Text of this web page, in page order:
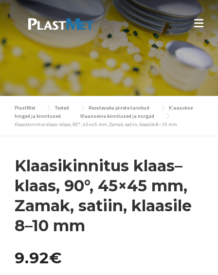
Skip
content
PlastMet Tooted Roostevaba piirete tarvikud
Klaasukse
hinged ja kinnitused
Klaasseina kinnitused ja nurgad
Klaasikinnitus klaas–klaas, 90°, 45×45 mm, Zamak, satiin, klaasile 8–10 mm
Klaasikinnitus klaas–
klaas, 90°, 45×45 mm,
Zamak, satiin, klaasile
8–10 mm
9.92€